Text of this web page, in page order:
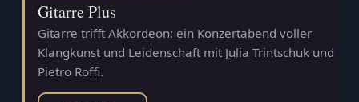
Gitarre Plus
Gitarre trifft Akkordeon: ein Konzertabend voller
Klangkunst und Leidenschaft mit Julia Trintschuk und
Pietro Roffi.